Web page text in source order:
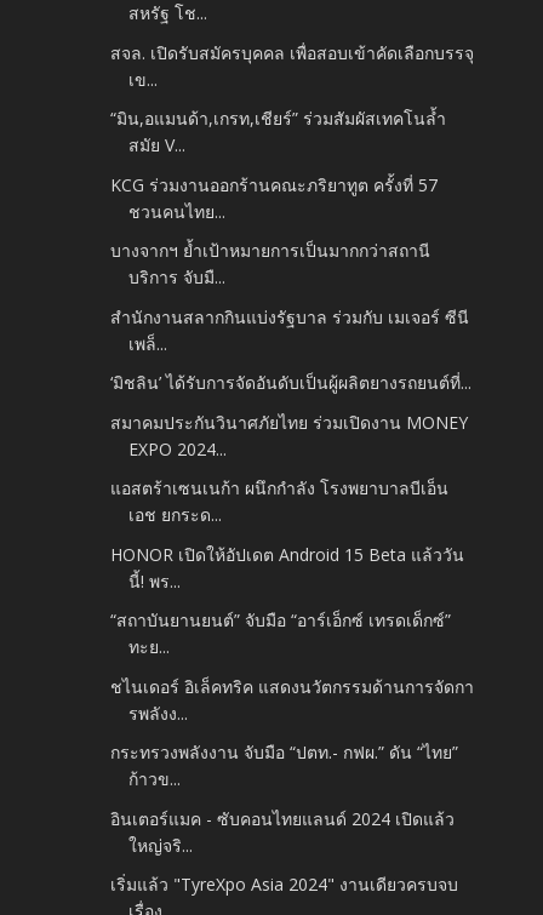
สหรัฐ โช...
สจล. เปิดรับสมัครบุคคล เพื่อสอบเข้าคัดเลือกบรรจุ
เข...
“มิน,อแมนด้า,เกรท,เชียร์” ร่วมสัมผัสเทคโนล้ำ
สมัย V...
KCG ร่วมงานออกร้านคณะภริยาทูต ครั้งที่ 57
ชวนคนไทย...
บางจากฯ ย้ำเป้าหมายการเป็นมากกว่าสถานี
บริการ จับมื...
สำนักงานสลากกินแบ่งรัฐบาล ร่วมกับ เมเจอร์ ซีนี
เพล็...
‘มิชลิน’ ได้รับการจัดอันดับเป็นผู้ผลิตยางรถยนต์ที่...
สมาคมประกันวินาศภัยไทย ร่วมเปิดงาน MONEY
EXPO 2024...
แอสตร้าเซนเนก้า ผนึกกำลัง โรงพยาบาลบีเอ็น
เอช ยกระด...
HONOR เปิดให้อัปเดต Android 15 Beta แล้ววัน
นี้! พร...
“สถาบันยานยนต์” จับมือ “อาร์เอ็กซ์ เทรดเด็กซ์”
ทะย...
ชไนเดอร์ อิเล็คทริค แสดงนวัตกรรมด้านการจัดกา
รพลังง...
กระทรวงพลังงาน จับมือ “ปตท.- กฟผ.” ดัน “ไทย”
ก้าวข...
อินเตอร์แมค - ซับคอนไทยแลนด์ 2024 เปิดแล้ว
ใหญ่จริ...
เริ่มแล้ว "TyreXpo Asia 2024" งานเดียวครบจบ